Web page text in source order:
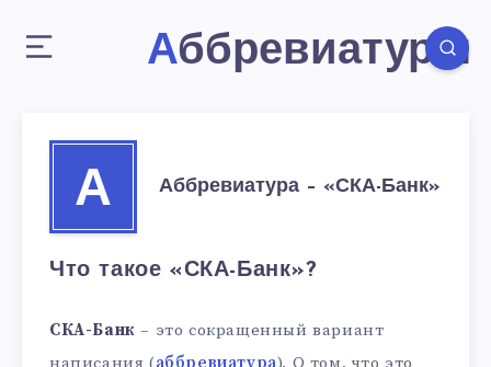
Аббревиатуры
А Аббревиатура – «СКА-Банк»
Что такое «СКА-Банк»?
СКА-Банк – это сокращенный вариант
написания (аббревиатура). О том, что это